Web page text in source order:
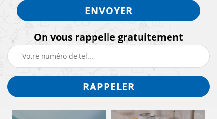
On vous rappelle gratuitement